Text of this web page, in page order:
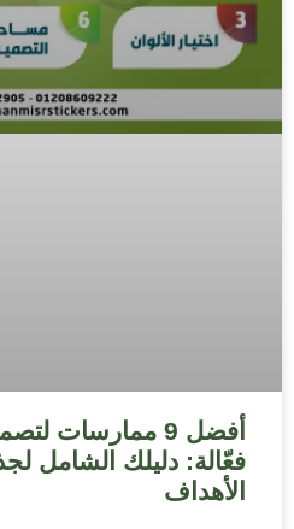
أفضل 9 ممارسات
فعّالة: دليلك الشامل
الأهداف